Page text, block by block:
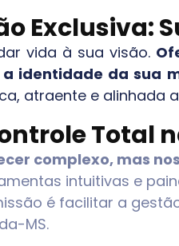
Exclusiva:
vida à sua visão.
identidade da sua
atraente e
Total
complexo, mas
intuitivas e
é facilitar a
MS.